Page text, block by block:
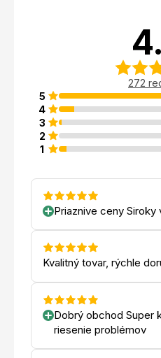
272
5
4
3
2
1
Priaznive ceny
Kvalitný tovar, rýchle
Dobrý obchod Super
riesenie problémov